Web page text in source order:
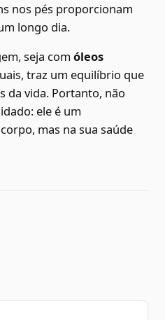
nos pés proporcionam
longo dia.
seja com óleos
traz um equilíbrio que
da vida. Portanto, não
ele é um
mas na sua saúde